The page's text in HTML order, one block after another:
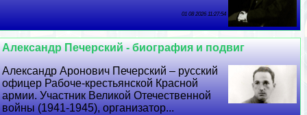
01 08 2026 11:27:54
Александр Печерский - биография и подвиг
Александр Аронович Печерский – русский
офицер Рабоче-крестьянской Красной
армии. Участник Великой Отечественной
войны (1941-1945), организатор...